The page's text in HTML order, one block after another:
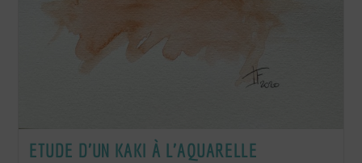
ETUDE D’UN KAKI À L’AQUARELLE